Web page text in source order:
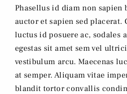
Phasellus id diam non sapien
auctor et sapien sed
luctus id posuere ac, sodales
egestas sit amet sem vel
vestibulum arcu. Maecenas
at semper. Aliquam vitae
blandit tortor convallis